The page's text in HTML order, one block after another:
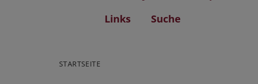
Links
Suche
STARTSEITE